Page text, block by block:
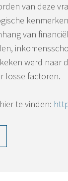
van deze
van
werd naar
losse factoren.
te vinden: